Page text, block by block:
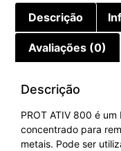
Descrição
Avaliações (0)
Descrição
PROT ATIV 800 é
concentrado para
metais. Pode ser